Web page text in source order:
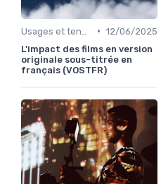
• 12/06/2025
L'impact des films en version
originale sous-titrée en
français (VOSTFR)